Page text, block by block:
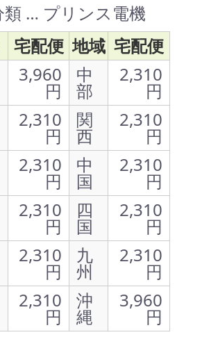
類 … プリンス電機
宅配便 地域 宅配便
3,960
円
中
部
2,310
円
2,310
円
関
西
2,310
円
2,310
円
中
国
2,310
円
2,310
円
四
国
2,310
円
2,310
円
九
州
2,310
円
2,310
円
沖
縄
3,960
円